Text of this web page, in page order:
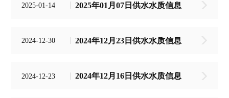
2025-01-14 2025年01月07日供水水质信息
2024-12-30 2024年12月23日供水水质信息
2024-12-23 2024年12月16日供水水质信息